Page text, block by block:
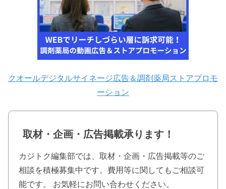
クオールデジタルサイネージ広告＆調剤薬局ストアプロモ
ーション
取材・企画・広告掲載承ります！
カジトク編集部では、取材・企画・広告掲載等のご
相談を積極募集中です。費用等に関してもご相談可
能です。 お気軽にお問い合わせください。